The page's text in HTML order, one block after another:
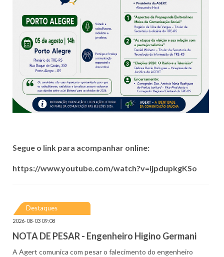
Segue o link para acompanhar online:
https://www.youtube.com/watch?v=ijpdupkgKSo
Destaques
2026-08-03 09:08
NOTA DE PESAR - Engenheiro Higino Germani
A Agert comunica com pesar o falecimento do engenheiro